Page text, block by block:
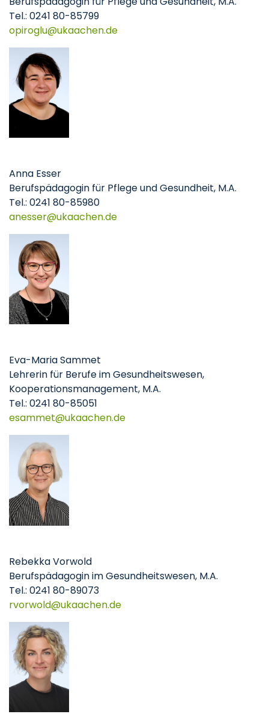
Tel.: 0241 80-85799
opiroglu
ukaachende
Anna Esser
Berufspädagogin für Pflege und Gesundheit, M.A.
Tel.: 0241 80-85980
anesser
ukaachende
Eva-Maria Sammet
Lehrerin für Berufe im Gesundheitswesen,
Kooperationsmanagement, M.A.
Tel.: 0241 80-85051
esammet
ukaachende
Rebekka Vorwold
Berufspädagogin im Gesundheitswesen, M.A.
Tel.: 0241 80-89073
rvorwold
ukaachende